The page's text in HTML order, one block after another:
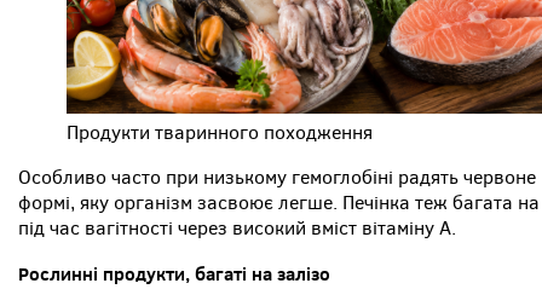
Продукти тваринного походження
Особливо часто при низькому гемоглобіні радять червоне
формі, яку організм засвоює легше. Печінка теж багата
під час вагітності через високий вміст вітаміну A.
Рослинні продукти, багаті на залізо